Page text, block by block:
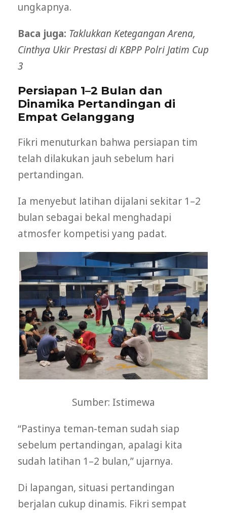
ungkapnya.
Baca juga: Taklukkan Ketegangan Arena,
Cinthya Ukir Prestasi di KBPP Polri Jatim Cup
3
Persiapan 1–2 Bulan dan
Dinamika Pertandingan di
Empat Gelanggang
Fikri menuturkan bahwa persiapan tim
telah dilakukan jauh sebelum hari
pertandingan.
Ia menyebut latihan dijalani sekitar 1–2
bulan sebagai bekal menghadapi
atmosfer kompetisi yang padat.
Sumber: Istimewa
“Pastinya teman-teman sudah siap
sebelum pertandingan, apalagi kita
sudah latihan 1–2 bulan,” ujarnya.
Di lapangan, situasi pertandingan
berjalan cukup dinamis. Fikri sempat